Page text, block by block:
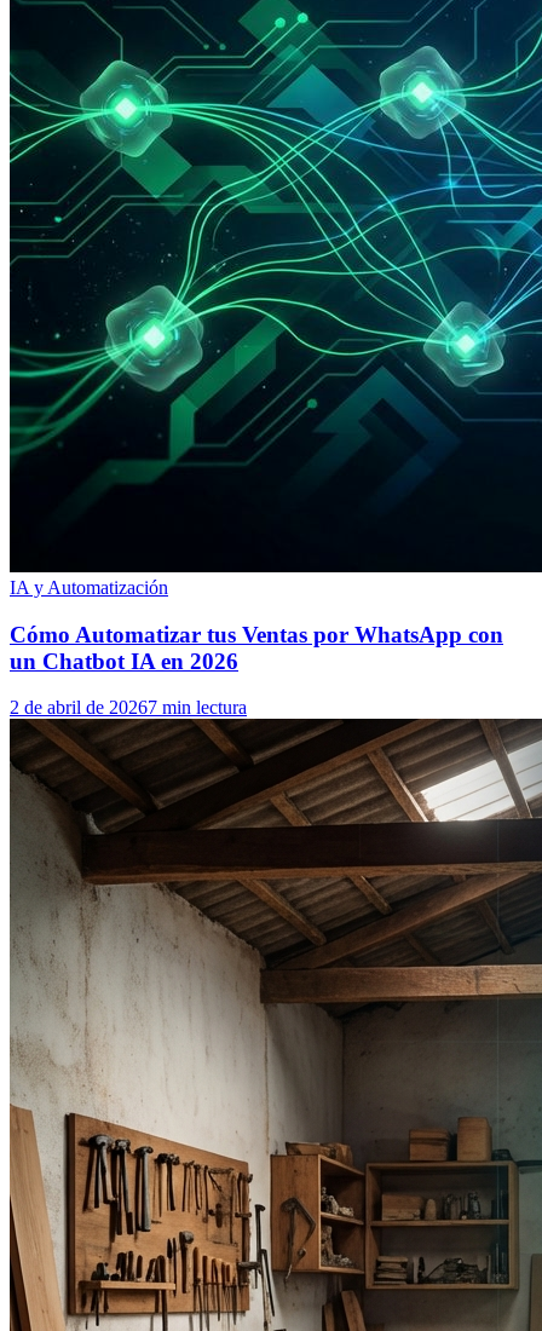
IA y Automatización
Cómo Automatizar tus Ventas por WhatsApp con
un Chatbot IA en 2026
2 de abril de 20267 min lectura